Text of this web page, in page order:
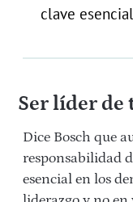
clave
Ser líder de
Dice Bosch que
responsabilidad
esencial en los